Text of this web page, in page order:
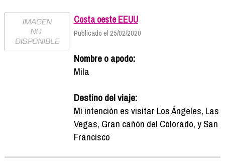
Costa oeste EEUU
Publicado el 25/02/2020
Nombre o apodo:
Mila
Destino del viaje:
Mi intención es visitar Los Ángeles, Las
Vegas, Gran cañón del Colorado, y San
Francisco